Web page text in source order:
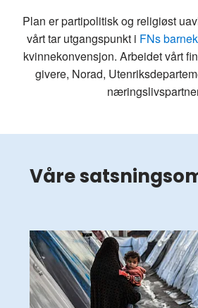
Plan er partipolitisk og religiøst
vårt tar utgangspunkt i FNs
kvinnekonvensjon. Arbeidet vårt
givere, Norad,
Våre